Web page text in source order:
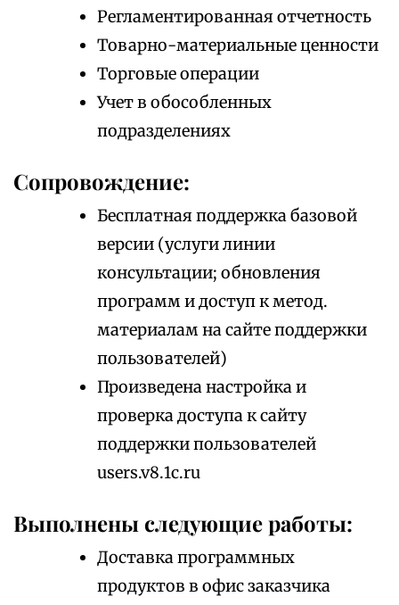
Регламентированная отчетность
Товарно-материальные ценности
Торговые операции
Учет в обособленных
подразделениях
Сопровождение:
Бесплатная поддержка базовой
версии (услуги линии
консультации; обновления
программ и доступ к метод.
материалам на сайте поддержки
пользователей)
Произведена настройка и
проверка доступа к сайту
поддержки пользователей
users.v8.1c.ru
Выполнены следующие работы:
Доставка программных
продуктов в офис заказчика